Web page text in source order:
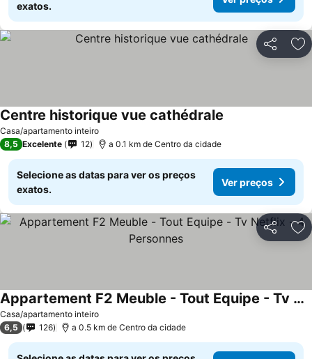
exatos.
Partilhar
Casa/apartamento inteiro
Centre historique vue cathédrale
8,5 Excelente 12 a 0.1 km de Centro da cidade
Selecione as datas para ver os preços
exatos.
Ver preços
Partilhar
Casa/apartamento inteiro
Appartement F2 Meuble - Tout Equipe - Tv Netflix - 4 Personnes
Ver preços
6,5 126 a 0.5 km de Centro da cidade